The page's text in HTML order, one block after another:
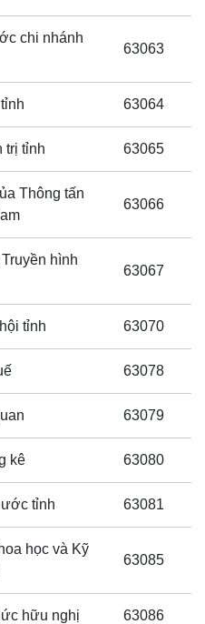
chi nhánh
63063
63064
trị tỉnh 63065
Thông tấn
63066
hình
63067
tỉnh 63070
63078
63079
kê 63080
tỉnh 63081
học và Kỹ
63085
hữu nghị 63086